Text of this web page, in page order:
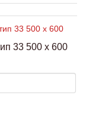
33 500 x 600